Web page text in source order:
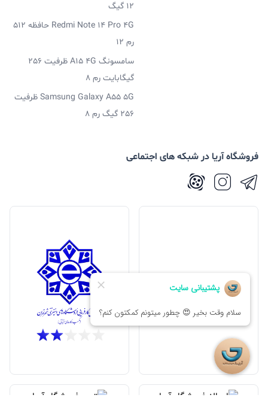
12 گیگ
Redmi Note 14 Pro 4G حافظه 512
رم 12
سامسونگ A15 4G ظرفیت 256
گیگابایت رم 8
Samsung Galaxy A55 5G ظرفیت
256 گیگ رم 8
فروشگاه آریا در شبکه های اجتماعی